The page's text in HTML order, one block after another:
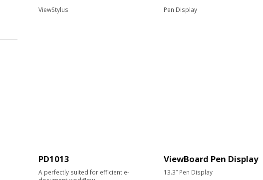
ViewStylus Pen Display
PD1013
A perfectly suited for efficient e-
ViewBoard Pen Display
13.3” Pen Display